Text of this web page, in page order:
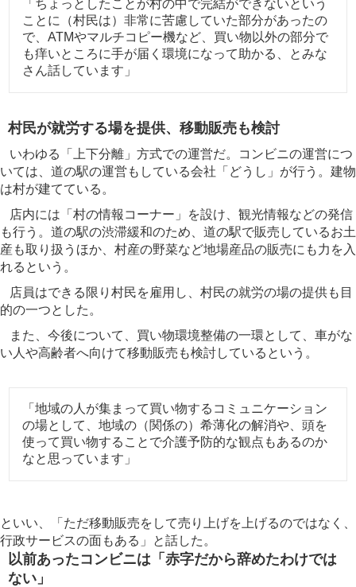
「ちょっとしたことが村の中で完結ができないという
ことに（村民は）非常に苦慮していた部分があったの
で、ATMやマルチコピー機など、買い物以外の部分で
も痒いところに手が届く環境になって助かる、とみな
さん話しています」
村民が就労する場を提供、移動販売も検討
いわゆる「上下分離」方式での運営だ。コンビニの運営につ
いては、道の駅の運営もしている会社「どうし」が行う。建物
は村が建てている。
店内には「村の情報コーナー」を設け、観光情報などの発信
も行う。道の駅の渋滞緩和のため、道の駅で販売しているお土
産も取り扱うほか、村産の野菜など地場産品の販売にも力を入
れるという。
店員はできる限り村民を雇用し、村民の就労の場の提供も目
的の一つとした。
また、今後について、買い物環境整備の一環として、車がな
い人や高齢者へ向けて移動販売も検討しているという。
「地域の人が集まって買い物するコミュニケーション
の場として、地域の（関係の）希薄化の解消や、頭を
使って買い物することで介護予防的な観点もあるのか
なと思っています」
といい、「ただ移動販売をして売り上げを上げるのではなく、
行政サービスの面もある」と話した。
以前あったコンビニは「赤字だから辞めたわけでは
ない」